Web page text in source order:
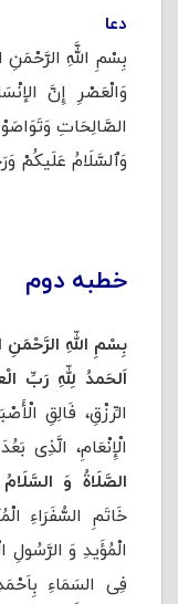
دعا
بِسْمِ اللَّهِ الرَّحْمَنِ
وَالْعَصْرِ إِنَّ
الصَّالِحَاتِ
وَٱلسَّلَامُ عَلَیكُمْ
خطبه دوم
بِسْمِ اللّهِ الرَّحْمَنِ
اَلحَمدُ لِلّهِ رَبِّ
الرِّزْقِ، فَالِقِ
الْإِنْعَامِ، الَّذِی
الصَّلَاةُ وَ السَّلَامُ
خَاتَمِ السُّفَرَاءِ
الْمُؤَیدِ وَ
فِی السَمَاءِ